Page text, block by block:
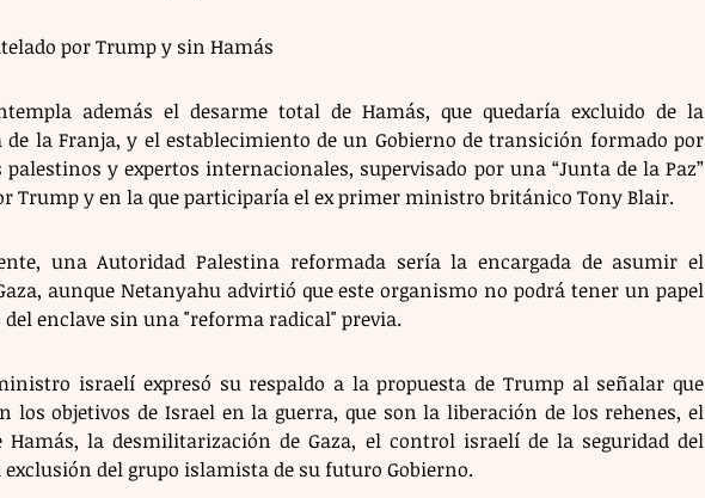
por Trump y sin Hamás
además el desarme total de Hamás, que quedaría excluido de la
de la Franja, y el establecimiento de un Gobierno de transición formado por
y expertos internacionales, supervisado por una “Junta de la Paz”
Trump y en la que participaría el ex primer ministro británico Tony Blair.
una Autoridad Palestina reformada sería la encargada de asumir el
aunque Netanyahu advirtió que este organismo no podrá tener un papel
enclave sin una "reforma radical" previa.
israelí expresó su respaldo a la propuesta de Trump al señalar que
los objetivos de Israel en la guerra, que son la liberación de los rehenes, el
Hamás, la desmilitarización de Gaza, el control israelí de la seguridad del
exclusión del grupo islamista de su futuro Gobierno.